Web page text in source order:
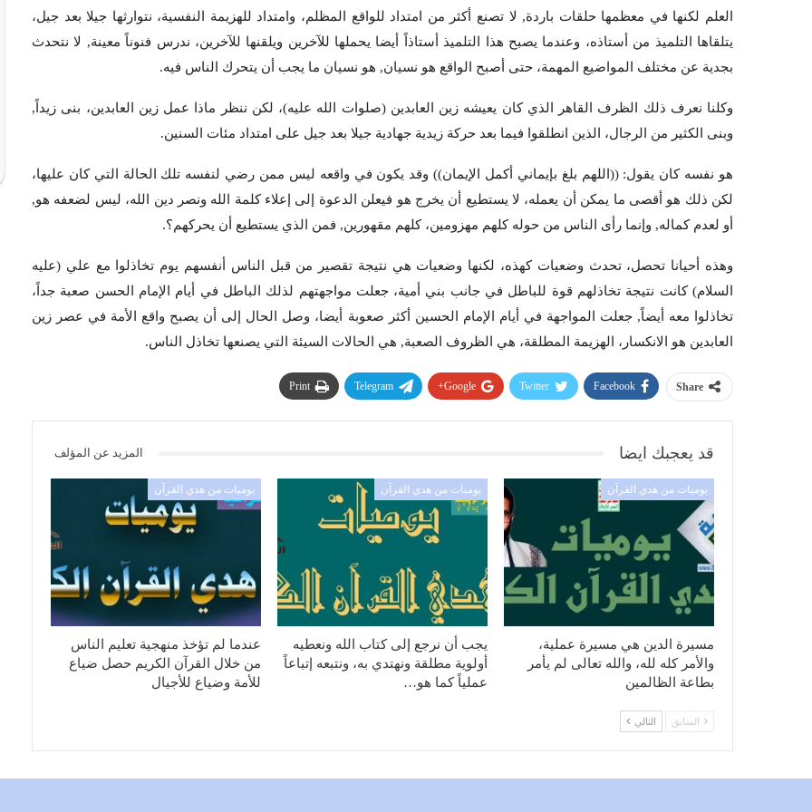
العلم لكنها في معظمها حلقات باردة, لا تصنع أكثر من امتداد للواقع المظلم، وامتداد للهزيمة النفسية، نتوارثها جيلا بعد جيل،
يتلقاها التلميذ من أستاذه، وعندما يصبح هذا التلميذ أستاذاً أيضا يحملها للآخرين ويلقنها للآخرين، ندرس فنوناً معينة, لا نتحدث
بجدية عن مختلف المواضيع المهمة، حتى أصبح الواقع هو نسيان, هو نسيان ما يجب أن يتحرك الناس فيه.
وكلنا نعرف ذلك الظرف القاهر الذي كان يعيشه زين العابدين (صلوات الله عليه)، لكن ننظر ماذا عمل زين العابدين، بنى زيداً,
وبنى الكثير من الرجال، الذين انطلقوا فيما بعد حركة زيدية جهادية جيلا بعد جيل على امتداد مئات السنين.
هو نفسه كان يقول: ((اللهم بلغ بإيماني أكمل الإيمان)) وقد يكون في واقعه ليس ممن رضي لنفسه تلك الحالة التي كان عليها،
لكن ذلك هو أقصى ما يمكن أن يعمله، لا يستطيع أن يخرج هو فيعلن الدعوة إلى إعلاء كلمة الله ونصر دين الله، ليس لضعفه هو,
أو لعدم كماله, وإنما رأى الناس من حوله كلهم مهزومين، كلهم مقهورين, فمن الذي يستطيع أن يحركهم؟.
وهذه أحيانا تحصل، تحدث وضعيات كهذه، لكنها وضعيات هي نتيجة تقصير من قبل الناس أنفسهم يوم تخاذلوا مع علي (عليه
السلام) كانت نتيجة تخاذلهم قوة للباطل في جانب بني أمية، جعلت مواجهتهم لذلك الباطل في أيام الإمام الحسن صعبة جداً،
تخاذلوا معه أيضاً, جعلت المواجهة في أيام الإمام الحسين أكثر صعوبة أيضا، وصل الحال إلى أن يصبح واقع الأمة في عصر زين
العابدين هو الانكسار، الهزيمة المطلقة، هي الظروف الصعبة, هي الحالات السيئة التي يصنعها تخاذل الناس.
Share
Facebook
Twitter
Google+
Telegram
Print
قد يعجبك ايضا المزيد عن المؤلف
يوميات من هدي القرآن
مسيرة الدين هي مسيرة عملية،
والأمر كله لله، والله تعالى لم يأمر
بطاعة الظالمين
يوميات من هدي القرآن
يجب أن نرجع إلى كتاب الله ونعطيه
أولوية مطلقة ونهتدي به، ونتبعه إتباعاً
عملياً كما هو…
يوميات من هدي القرآن
عندما لم تؤخذ منهجية تعليم الناس
من خلال القرآن الكريم حصل ضياع
للأمة وضياع للأجيال
السابق التالي